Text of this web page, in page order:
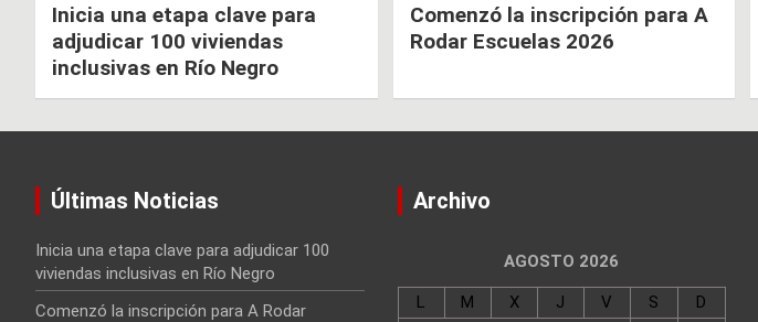
Inicia una etapa clave para
adjudicar 100 viviendas
inclusivas en Río Negro
Comenzó la inscripción para A
Rodar Escuelas 2026
Últimas Noticias
Inicia una etapa clave para adjudicar 100
viviendas inclusivas en Río Negro
Comenzó la inscripción para A Rodar
Archivo
AGOSTO 2026
L M X J V S D